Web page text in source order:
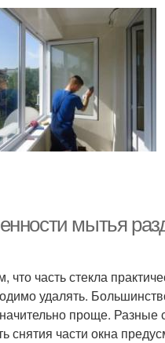
мытья
часть стекла
удалять.
проще. Разные
части окна